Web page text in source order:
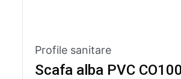
Profile sanitare
Scafa alba PVC